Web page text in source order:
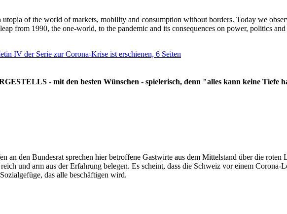
of the world of markets, mobility and consumption without borders. Today we
from 1990, the one-world, to the pandemic and its consequences on power, politics
IV der Serie zur Corona-Krise ist erschienen, 6 Seiten
- mit den besten Wünschen - spielerisch, denn "alles kann keine Tiefe
den Bundesrat sprechen hier betroffene Gastwirte aus dem Mittelstand über die roten
und arm aus der Erfahrung belegen. Es scheint, dass die Schweiz vor einem
das alle beschäftigen wird.